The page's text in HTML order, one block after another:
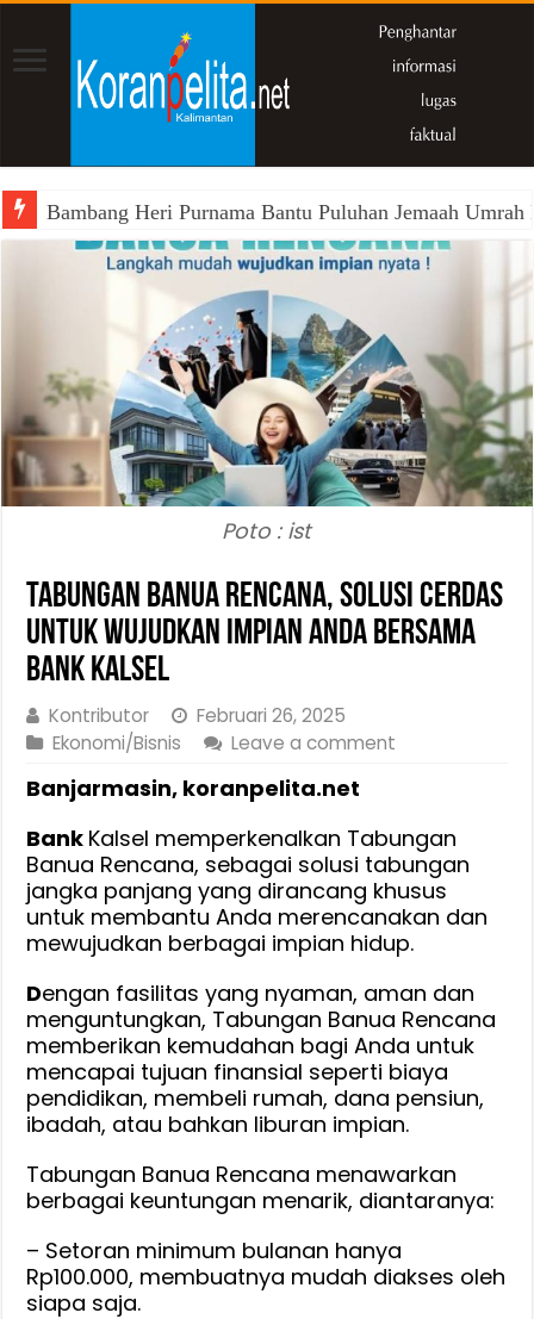
Bambang Heri Purnama Bantu Puluhan Jemaah
Poto : ist
Tabungan Banua Rencana, Solusi Cerdas
Untuk Wujudkan Impian Anda bersama
Bank Kalsel
Kontributor
Februari 26, 2025
Ekonomi/Bisnis
Leave a comment
Banjarmasin, koranpelita.net
Bank Kalsel memperkenalkan Tabungan
Banua Rencana, sebagai solusi tabungan
jangka panjang yang dirancang khusus
untuk membantu Anda merencanakan dan
mewujudkan berbagai impian hidup.
Dengan fasilitas yang nyaman, aman dan
menguntungkan, Tabungan Banua Rencana
memberikan kemudahan bagi Anda untuk
mencapai tujuan finansial seperti biaya
pendidikan, membeli rumah, dana pensiun,
ibadah, atau bahkan liburan impian.
Tabungan Banua Rencana menawarkan
berbagai keuntungan menarik, diantaranya:
– Setoran minimum bulanan hanya
Rp100.000, membuatnya mudah diakses oleh
siapa saja.